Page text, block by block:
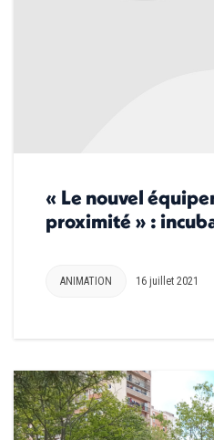
« Le nouvel
proximité » :
ANIMATION 16 juillet 2021